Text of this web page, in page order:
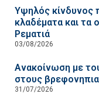
Υψηλός κίνδυνος
κλαδέματα και τα
Ρεματιά
03/08/2026
Ανακοίνωση με
στους
31/07/2026